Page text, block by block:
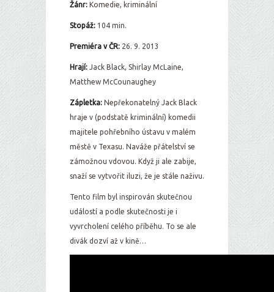
Žánr: Komedie, kriminální
Stopáž: 104 min.
Premiéra v ČR: 26. 9. 2013
Hrají: Jack Black, Shirlay McLaine,
Matthew McCounaughey
Zápletka: Nepřekonatelný Jack Black
hraje v (podstatě kriminální) komedii
majitele pohřebního ústavu v malém
městě v Texasu. Naváže přátelství se
zámožnou vdovou. Když ji ale zabije,
snaží se vytvořit iluzi, že je stále naživu.
Tento film byl inspirován skutečnou
událostí a podle skutečnosti je i
vyvrcholení celého příběhu. To se ale
divák dozví až v kině…